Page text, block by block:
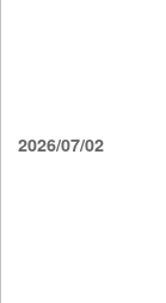
2026/07/02